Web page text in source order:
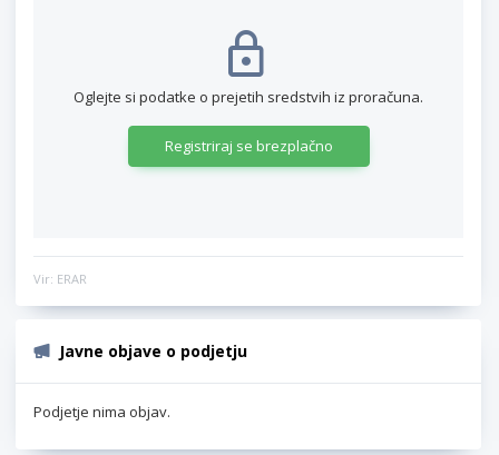
Oglejte si podatke o prejetih sredstvih iz proračuna.
Registriraj se brezplačno
Vir: ERAR
Javne objave o podjetju
Podjetje nima objav.